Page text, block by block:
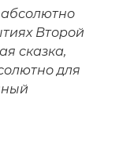
Второй
сказка,
для